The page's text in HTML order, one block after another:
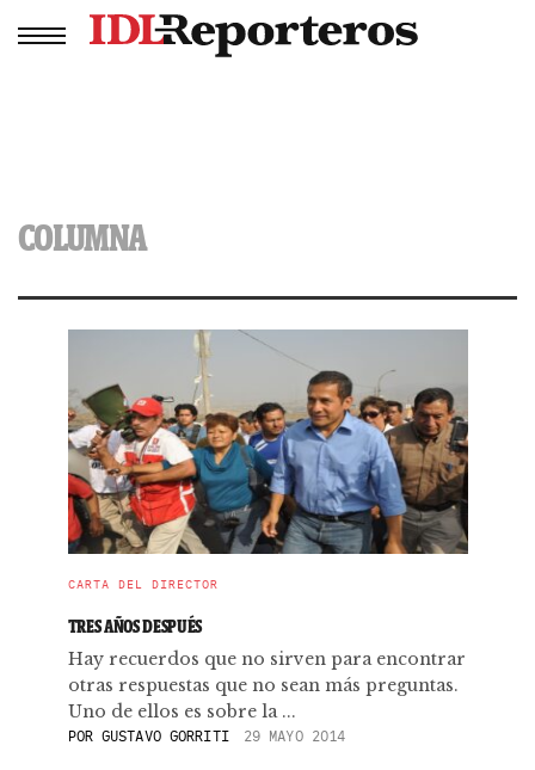
COLUMNA
CARTA DEL DIRECTOR
TRES AÑOS DESPUÉS
Hay recuerdos que no sirven para encontrar
otras respuestas que no sean más preguntas.
Uno de ellos es sobre la ...
POR GUSTAVO GORRITI 29 MAYO 2014